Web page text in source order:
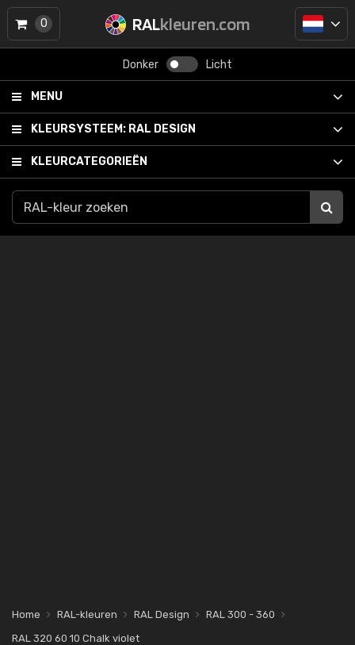
RALkleuren.com
Donker Licht
MENU
KLEURSYSTEEM: RAL DESIGN
KLEURCATEGORIEËN
0
Home RAL-kleuren RAL Design
RAL 300 - 360
RAL 320 60 10 Chalk violet